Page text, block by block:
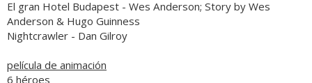
El gran Hotel Budapest - Wes Anderson; Story by Wes
Anderson & Hugo Guinness
Nightcrawler - Dan Gilroy
película de animación
6 héroes